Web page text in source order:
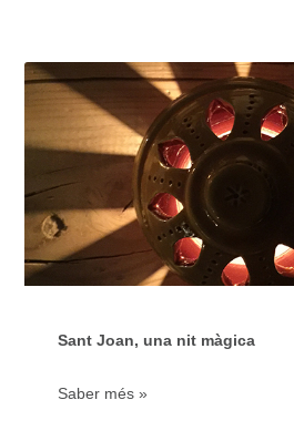
Sant Joan, una nit màgica
Saber més »